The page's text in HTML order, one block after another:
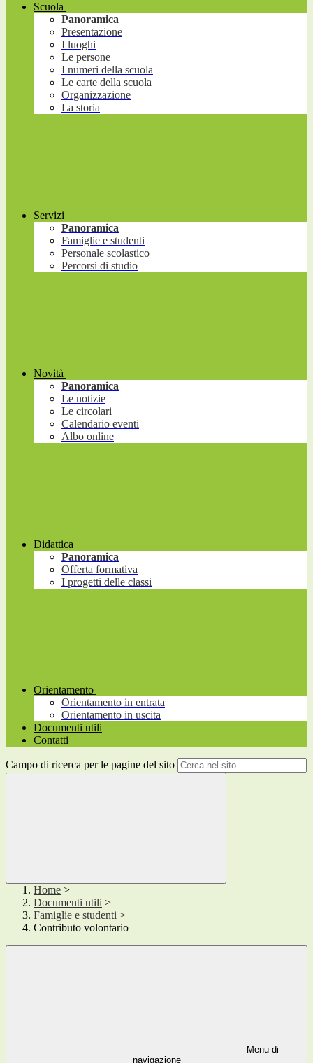
Scuola
Panoramica
Presentazione
I luoghi
Le persone
I numeri della scuola
Le carte della scuola
Organizzazione
La storia
Servizi
Panoramica
Famiglie e studenti
Personale scolastico
Percorsi di studio
Novità
Panoramica
Le notizie
Le circolari
Calendario eventi
Albo online
Didattica
Panoramica
Offerta formativa
I progetti delle classi
Orientamento
Orientamento in entrata
Orientamento in uscita
Documenti utili
Contatti
Campo di ricerca per le pagine del sito
Home >
Documenti utili >
Famiglie e studenti >
Contributo volontario
Menu di
navigazione